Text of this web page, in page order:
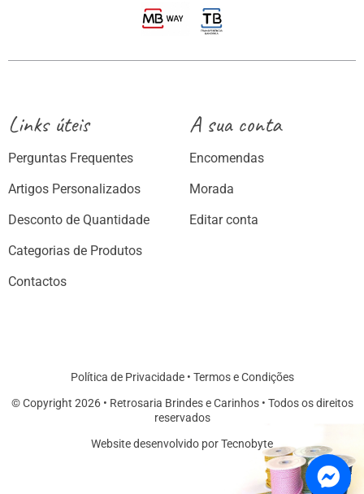
Links úteis
Perguntas Frequentes
Artigos Personalizados
Desconto de Quantidade
Categorias de Produtos
Contactos
A sua conta
Encomendas
Morada
Editar conta
Política de Privacidade• Termos e Condições
© Copyright 2026 • Retrosaria Brindes e Carinhos • Todos os direitos
reservados
Website desenvolvido por Tecnobyte